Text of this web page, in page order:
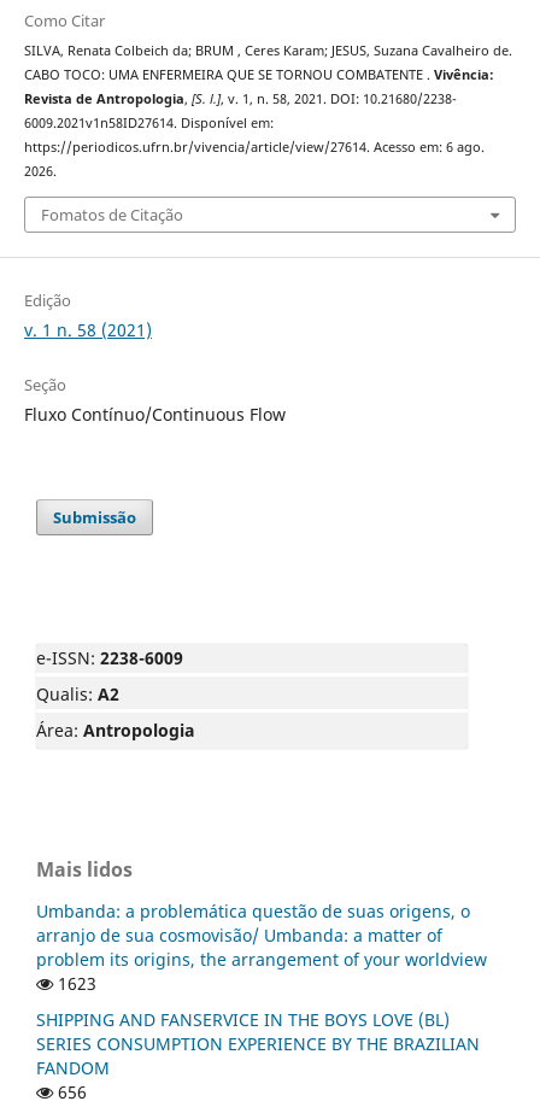
Como Citar
SILVA, Renata Colbeich da; BRUM , Ceres Karam; JESUS, Suzana Cavalheiro de.
CABO TOCO: UMA ENFERMEIRA QUE SE TORNOU COMBATENTE . Vivência:
Revista de Antropologia, [S. l.], v. 1, n. 58, 2021. DOI: 10.21680/2238-
6009.2021v1n58ID27614. Disponível em:
https://periodicos.ufrn.br/vivencia/article/view/27614. Acesso em: 6 ago.
2026.
Fomatos de Citação
Edição
v. 1 n. 58 (2021)
Seção
Fluxo Contínuo/Continuous Flow
Submissão
e-ISSN: 2238-6009
Qualis: A2
Área: Antropologia
Mais lidos
Umbanda: a problemática questão de suas origens, o
arranjo de sua cosmovisão/ Umbanda: a matter of
problem its origins, the arrangement of your worldview
1623
SHIPPING AND FANSERVICE IN THE BOYS LOVE (BL)
SERIES CONSUMPTION EXPERIENCE BY THE BRAZILIAN
FANDOM
656